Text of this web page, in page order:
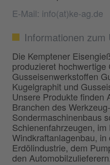
E-Mail: info(at)ke-ag.de
Informationen zum
Die Kemptener
produzieret hochwertige
Gusseisenwerkstoffen
Kugelgraphit und
Unsere Produkte finden
Branchen des
Sondermaschinenbaus
Schienenfahrzeugen, im
Windkraftanlagenbau,
Erdölindustrie, dem
den